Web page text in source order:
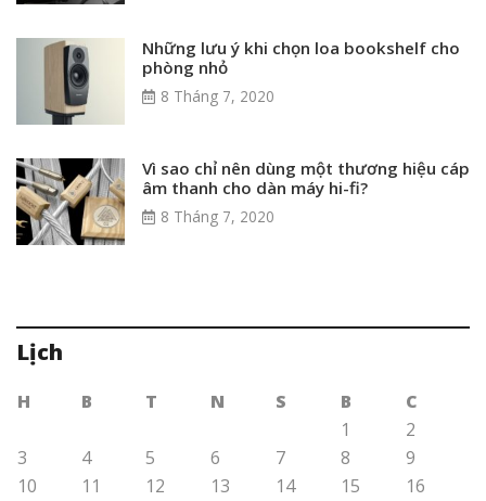
Những lưu ý khi chọn loa bookshelf cho
phòng nhỏ
8 Tháng 7, 2020
Vì sao chỉ nên dùng một thương hiệu cáp
âm thanh cho dàn máy hi-fi?
8 Tháng 7, 2020
Lịch
H B T N S B
C
1
2
3
4 5 6 7 8
9
10
11 12 13 14 15
16